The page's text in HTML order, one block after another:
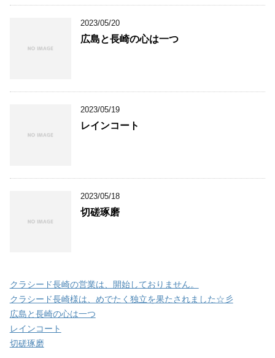
2023/05/20
広島と長崎の心は一つ
2023/05/19
レインコート
2023/05/18
切磋琢磨
クラシード長崎の営業は、開始しておりません。
クラシード長崎様は、めでたく独立を果たされました☆彡
広島と長崎の心は一つ
レインコート
切磋琢磨